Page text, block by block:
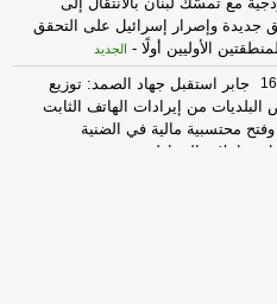
جديدة وإصرار إسرائيل على التحقق
الأوليين أولًا - الجديد
جابر استقبل جهاد الصمد: توزيع
من إيرادات الهاتف الثابت
وفتح محتسبية مالية في الضنية
معاملات المواطنين